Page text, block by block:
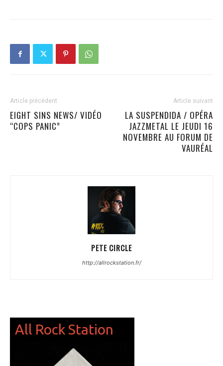
Article précédent
EIGHT SINS NEWS/ VIDÉO
“COPS PANIC”
Article suivant
LA SUSPENDIDA / OPÉRA
JAZZMETAL LE JEUDI 16
NOVEMBRE AU FORUM DE
VAURÉAL
PETE CIRCLE
http://allrockstation.fr/